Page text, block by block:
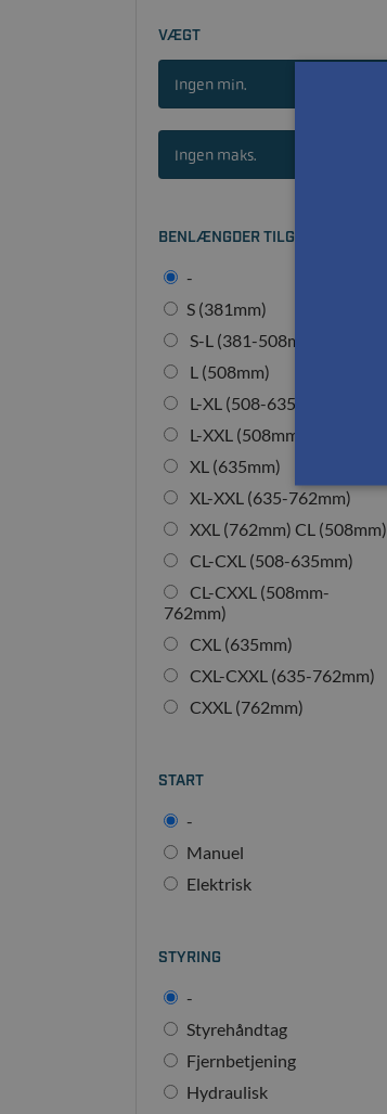
VÆGT
Ingen min.
Ingen maks.
BENLÆNGDER TILGÆNGELIGE
-
S (381mm)
S-L (381-508mm)
L (508mm)
L-XL (508-635mm)
L-XXL (508mm-762mm)
XL (635mm)
XL-XXL (635-762mm)
XXL (762mm) CL (508mm)
CL-CXL (508-635mm)
CL-CXXL (508mm-
762mm)
CXL (635mm)
CXL-CXXL (635-762mm)
CXXL (762mm)
START
-
Manuel
Elektrisk
STYRING
-
Styrehåndtag
Fjernbetjening
Hydraulisk